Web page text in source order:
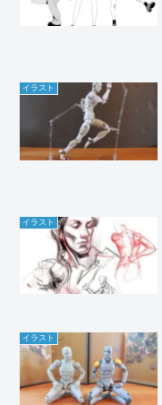
イラスト
イラスト
イラスト